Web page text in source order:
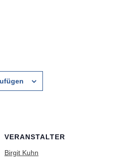
VERANSTALTER
Birgit Kuhn